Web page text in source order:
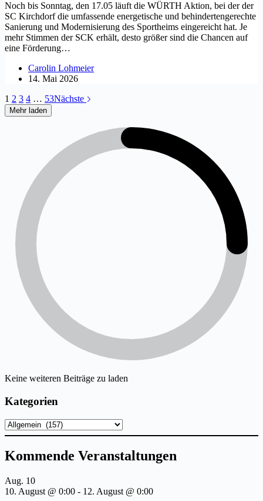
Noch bis Sonntag, den 17.05 läuft die WÜRTH Aktion, bei der der
SC Kirchdorf die umfassende energetische und behindertengerechte
Sanierung und Modernisierung des Sportheims eingereicht hat. Je
mehr Stimmen der SCK erhält, desto größer sind die Chancen auf
eine Förderung…
Carolin Lohmeier
14. Mai 2026
1 2 3 4 … 53Nächste
Mehr laden
Keine weiteren Beiträge zu laden
Kategorien
Kategorien
Kommende Veranstaltungen
Aug. 10
10. August @ 0:00 - 12. August @ 0:00